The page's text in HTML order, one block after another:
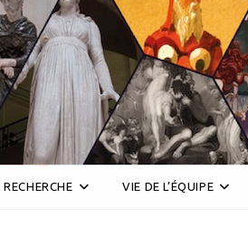
RECHERCHE VIE DE L’ÉQUIPE